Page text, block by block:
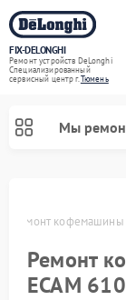
FIX-DELONGHI
Ремонт устройств DeLonghi
Специализированный
cервисный центр г.Тюмень
Мы
Ремонт
Ремонт
ECAM